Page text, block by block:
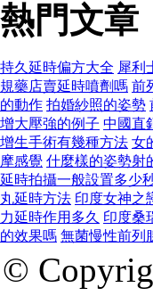
熱門文章
持久延時偏方大全 犀利
規藥店賣延時噴劑嗎 前
的動作 拍婚紗照的姿勢
增大壓強的例子 中國直
增生手術有幾種方法 女
摩感覺 什麼樣的姿勢射
延時拍攝一般設置多少
丸延時方法 印度女神之
力延時作用多久 印度桑
的效果嗎 無菌慢性前列
©